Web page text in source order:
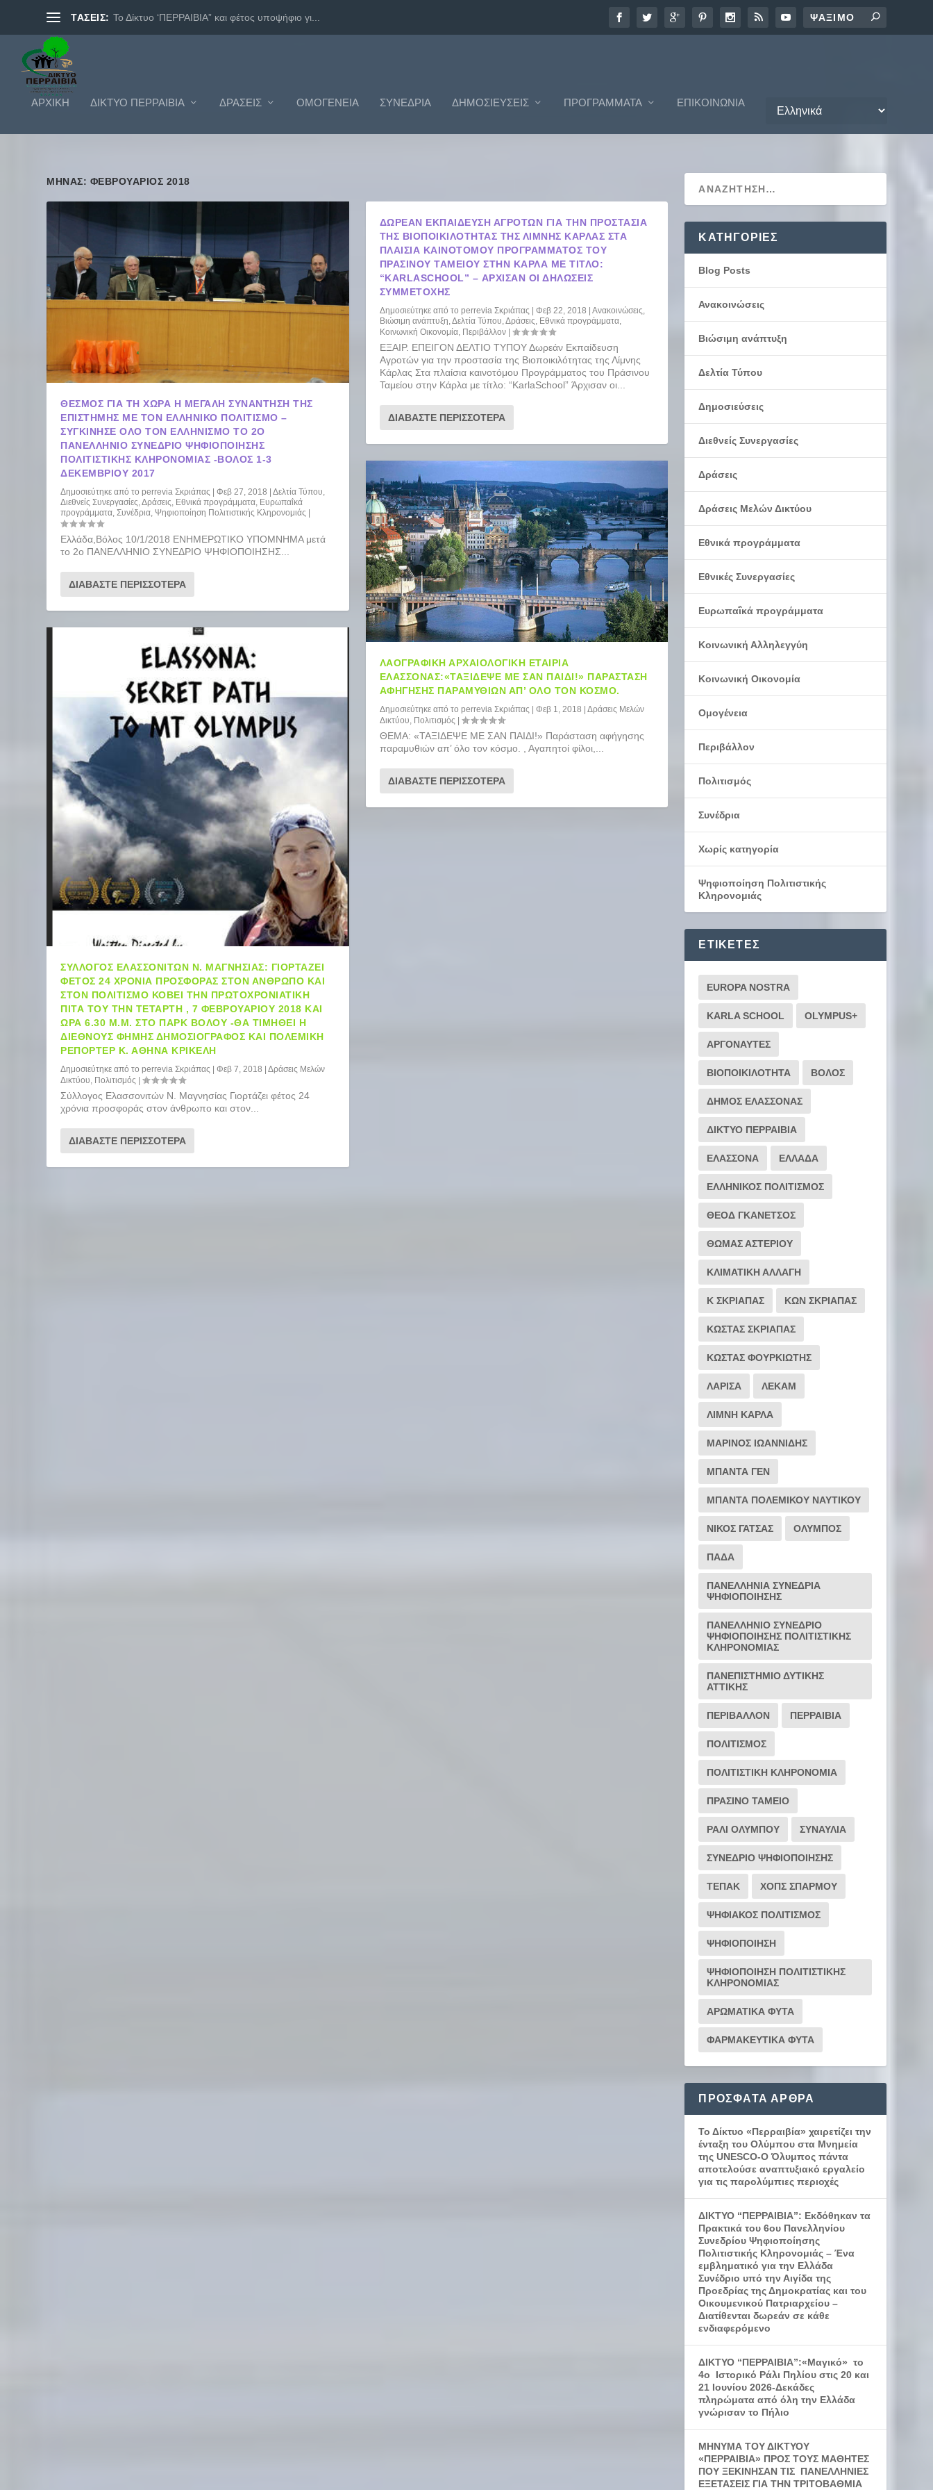
ΤΑΣΕΙΣ: Το Δίκτυο ‘ΠΕΡΡΑΙΒΙΑ” και φέτος υποψήφιο γι...
ΑΡΧΙΚΗ ΔΊΚΤΥΟ ΠΕΡΡΑΙΒΊΑ ΔΡΆΣΕΙΣ ΟΜΟΓΈΝΕΙΑ ΣΥΝΈΔΡΙΑ ΔΗΜΟΣΙΕΎΣΕΙΣ ΠΡΟΓΡΆΜΜΑΤΑ ΕΠΙΚΟΙΝΩΝΊΑ
ΜΉΝΑΣ: ΦΕΒΡΟΥΆΡΙΟΣ 2018
ΘΕΣΜΌΣ ΓΙΑ ΤΗ ΧΏΡΑ Η ΜΕΓΆΛΗ ΣΥΝΆΝΤΗΣΗ ΤΗΣ
ΕΠΙΣΤΉΜΗΣ ΜΕ ΤΟΝ ΕΛΛΗΝΙΚΌ ΠΟΛΙΤΙΣΜΌ –
ΣΥΓΚΊΝΗΣΕ ΌΛΟ ΤΟΝ ΕΛΛΗΝΙΣΜΌ ΤΟ 2Ο
ΠΑΝΕΛΛΉΝΙΟ ΣΥΝΈΔΡΙΟ ΨΗΦΙΟΠΟΊΗΣΗΣ
ΠΟΛΙΤΙΣΤΙΚΉΣ ΚΛΗΡΟΝΟΜΙΆΣ -ΒΟΛΟΣ 1-3
ΔΕΚΕΜΒΡΊΟΥ 2017
Δημοσιεύτηκε από τοperrevia Σκριάπας |Φεβ 27, 2018 |Δελτία Τύπου,
Διεθνείς Συνεργασίες,Δράσεις, Εθνικά προγράμματα, Ευρωπαΐκά
προγράμματα,Συνέδρια, Ψηφιοποίηση Πολιτιστικής Κληρονομιάς
Ελλάδα,Βόλος 10/1/2018 ΕΝΗΜΕΡΩΤΙΚΟ ΥΠΟΜΝΗΜΑ μετά
το 2ο ΠΑΝΕΛΛΗΝΙΟ ΣΥΝΕΔΡΙΟ ΨΗΦΙΟΠΟΙΗΣΗΣ...
ΔΙΑΒΆΣΤΕ ΠΕΡΙΣΣΌΤΕΡΑ
ΣΎΛΛΟΓΟΣ ΕΛΑΣΣΟΝΙΤΏΝ Ν. ΜΑΓΝΗΣΊΑΣ: ΓΙΟΡΤΆΖΕΙ
ΦΈΤΟΣ 24 ΧΡΌΝΙΑ ΠΡΟΣΦΟΡΆΣ ΣΤΟΝ ΆΝΘΡΩΠΟ ΚΑΙ
ΣΤΟΝ ΠΟΛΙΤΙΣΜΌ ΚΌΒΕΙ ΤΗΝ ΠΡΩΤΟΧΡΟΝΙΆΤΙΚΗ
ΠΊΤΑ ΤΟΥ ΤΗΝ ΤΕΤΆΡΤΗ , 7 ΦΕΒΡΟΥΑΡΊΟΥ 2018 ΚΑΙ
ΏΡΑ 6.30 Μ.Μ. ΣΤΟ ΠΑΡΚ ΒΟΛΟΥ -ΘΑ ΤΙΜΗΘΕΊ Η
ΔΙΕΘΝΟΎΣ ΦΉΜΗΣ ΔΗΜΟΣΙΟΓΡΆΦΟΣ ΚΑΙ ΠΟΛΕΜΙΚΉ
ΡΕΠΌΡΤΕΡ Κ. ΑΘΗΝΆ ΚΡΙΚΈΛΗ
Δημοσιεύτηκε από τοperrevia Σκριάπας |Φεβ 7, 2018 |Δράσεις Μελών
Δικτύου, Πολιτισμός |
Σύλλογος Ελασσονιτών Ν. Μαγνησίας Γιορτάζει φέτος 24
χρόνια προσφοράς στον άνθρωπο και στον...
ΔΙΑΒΆΣΤΕ ΠΕΡΙΣΣΌΤΕΡΑ
ΔΩΡΕΆΝ ΕΚΠΑΊΔΕΥΣΗ ΑΓΡΟΤΏΝ ΓΙΑ ΤΗΝ ΠΡΟΣΤΑΣΊΑ
ΤΗΣ ΒΙΟΠΟΙΚΙΛΌΤΗΤΑΣ ΤΗΣ ΛΊΜΝΗΣ ΚΆΡΛΑΣ ΣΤΑ
ΠΛΑΊΣΙΑ ΚΑΙΝΟΤΌΜΟΥ ΠΡΟΓΡΆΜΜΑΤΟΣ ΤΟΥ
ΠΡΆΣΙΝΟΥ ΤΑΜΕΊΟΥ ΣΤΗΝ ΚΆΡΛΑ ΜΕ ΤΊΤΛΟ:
“KARLASCHOOL” – ΆΡΧΙΣΑΝ ΟΙ ΔΗΛΏΣΕΙΣ
ΣΥΜΜΕΤΟΧΉΣ
Δημοσιεύτηκε από το perrevia Σκριάπας Φεβ 22, 2018 Ανακοινώσεις,
Βιώσιμη ανάπτυξη,Δελτία Τύπου,Δράσεις, Εθνικά προγράμματα,
Κοινωνική Οικονομία, Περιβάλλον|
ΕΞΑΙΡ. ΕΠΕΙΓΟΝ ΔΕΛΤΙΟ ΤΥΠΟΥ Δωρεάν Εκπαίδευση
Αγροτών για την προστασία της Βιοποικιλότητας της Λίμνης
Κάρλας Στα πλαίσια καινοτόμου Προγράμματος του Πράσινου
Ταμείου στην Κάρλα με τίτλο: “KarlaSchool” Άρχισαν οι...
ΔΙΑΒΆΣΤΕ ΠΕΡΙΣΣΌΤΕΡΑ
ΛΑΟΓΡΑΦΙΚΉ ΑΡΧΑΙΟΛΟΓΙΚΉ ΕΤΑΙΡΊΑ
ΕΛΑΣΣΌΝΑΣ:«ΤΑΞΙΔΕΨΕ ΜΕ ΣΑΝ ΠΑΙΔΙ!» ΠΑΡΆΣΤΑΣΗ
ΑΦΉΓΗΣΗΣ ΠΑΡΑΜΥΘΙΏΝ ΑΠ’ ΌΛΟ ΤΟΝ ΚΌΣΜΟ.
Δημοσιεύτηκε από το perrevia Σκριάπας Φεβ 1, 2018
Δράσεις Μελών
Δικτύου, Πολιτισμός
ΘΕΜΑ: «ΤΑΞΙΔΕΨΕ ΜΕ ΣΑΝ ΠΑΙΔΙ!» Παράσταση αφήγησης
παραμυθιών απ’ όλο τον κόσμο. , Αγαπητοί φίλοι,...
ΔΙΑΒΆΣΤΕ ΠΕΡΙΣΣΌΤΕΡΑ
KΑΤΗΓΟΡΊΕΣ
Blog Posts
Ανακοινώσεις
Βιώσιμη ανάπτυξη
Δελτία Τύπου
Δημοσιεύσεις
Διεθνείς Συνεργασίες
Δράσεις
Δράσεις Μελών Δικτύου
Εθνικά προγράμματα
Εθνικές Συνεργασίες
Ευρωπαΐκά προγράμματα
Κοινωνική Αλληλεγγύη
Κοινωνική Οικονομία
Ομογένεια
Περιβάλλον
Πολιτισμός
Συνέδρια
Χωρίς κατηγορία
Ψηφιοποίηση Πολιτιστικής
Κληρονομιάς
ΕΤΙΚΈΤΕΣ
EUROPA NOSTRA
KARLA SCHOOL OLYMPUS+
ΑΡΓΟΝΑΥΤΕΣ
ΒΙΟΠΟΙΚΙΛΟΤΗΤΑ ΒΟΛΟΣ
ΔΗΜΟΣ ΕΛΑΣΣΟΝΑΣ
ΔΙΚΤΥΟ ΠΕΡΡΑΙΒΙΑ
ΕΛΑΣΣΟΝΑ ΕΛΛΑΔΑ
ΕΛΛΗΝΙΚΟΣ ΠΟΛΙΤΙΣΜΟΣ
ΘΕΟΔ ΓΚΑΝΕΤΣΟΣ
ΘΩΜΑΣ ΑΣΤΕΡΙΟΥ
ΚΛΙΜΑΤΙΚΗ ΑΛΛΑΓΗ
Κ ΣΚΡΙΑΠΑΣ ΚΩΝ ΣΚΡΙΑΠΑΣ
ΚΩΣΤΑΣ ΣΚΡΙΑΠΑΣ
ΚΩΣΤΑΣ ΦΟΥΡΚΙΩΤΗΣ
ΛΑΡΙΣΑ ΛΕΚΑΜ
ΛΙΜΝΗ ΚΑΡΛΑ
ΜΑΡΙΝΟΣ ΙΩΑΝΝΙΔΗΣ
ΜΠΑΝΤΑ ΓΕΝ
ΜΠΑΝΤΑ ΠΟΛΕΜΙΚΟΥ ΝΑΥΤΙΚΟΥ
ΝΙΚΟΣ ΓΑΤΣΑΣ ΟΛΥΜΠΟΣ
ΠΑΔΑ
ΠΑΝΕΛΛΗΝΙΑ ΣΥΝΕΔΡΙΑ
ΨΗΦΙΟΠΟΙΗΣΗΣ
ΠΑΝΕΛΛΗΝΙΟ ΣΥΝΕΔΡΙΟ
ΨΗΦΙΟΠΟΙΗΣΗΣ ΠΟΛΙΤΙΣΤΙΚΗΣ
ΚΛΗΡΟΝΟΜΙΑΣ
ΠΑΝΕΠΙΣΤΗΜΙΟ ΔΥΤΙΚΗΣ
ΑΤΤΙΚΗΣ
ΠΕΡΙΒΑΛΛΟΝ ΠΕΡΡΑΙΒΙΑ
ΠΟΛΙΤΙΣΜΟΣ
ΠΟΛΙΤΙΣΤΙΚΗ ΚΛΗΡΟΝΟΜΙΑ
ΠΡΑΣΙΝΟ ΤΑΜΕΙΟ
ΡΆΛΙ ΟΛΎΜΠΟΥ ΣΥΝΑΥΛΙΑ
ΣΥΝΕΔΡΙΟ ΨΗΦΙΟΠΟΙΗΣΗΣ
ΤΕΠΑΚ ΧΟΠΣ ΣΠΑΡΜΟΥ
ΨΗΦΙΑΚΟΣ ΠΟΛΙΤΙΣΜΟΣ
ΨΗΦΙΟΠΟΙΗΣΗ
ΨΗΦΙΟΠΟΙΗΣΗ ΠΟΛΙΤΙΣΤΙΚΗΣ
ΚΛΗΡΟΝΟΜΙΑΣ
ΑΡΩΜΑΤΙΚΑ ΦΥΤΑ
ΦΑΡΜΑΚΕΥΤΙΚΑ ΦΥΤΑ
ΠΡΌΣΦΑΤΑ ΆΡΘΡΑ
Το Δίκτυο «Περραιβία» χαιρετίζει την
ένταξη του Ολύμπου στα Μνημεία
της UNESCO-Ο Όλυμπος πάντα
αποτελούσε αναπτυξιακό εργαλείο
για τις παρολύμπιες περιοχές
ΔΙΚΤΥΟ “ΠΕΡΡΑΙΒΙΑ”: Εκδόθηκαν τα
Πρακτικά του 6ου Πανελληνίου
Συνεδρίου Ψηφιοποίησης
Πολιτιστικής Κληρονομιάς – Ένα
εμβληματικό για την Ελλάδα
Συνέδριο υπό την Αιγίδα της
Προεδρίας της Δημοκρατίας και του
Οικουμενικού Πατριαρχείου –
Διατίθενται δωρεάν σε κάθε
ενδιαφερόμενο
ΔΙΚΤΥΟ “ΠΕΡΡΑΙΒΙΑ”:«Μαγικό» το
4ο Ιστορικό Ράλι Πηλίου στις 20 και
21 Ιουνίου 2026-Δεκάδες
πληρώματα από όλη την Ελλάδα
γνώρισαν το Πήλιο
ΜΗΝΥΜΑ ΤΟΥ ΔΙΚΤΥΟΥ
«ΠΕΡΡΑΙΒΙΑ» ΠΡΟΣ ΤΟΥΣ ΜΑΘΗΤΕΣ
ΠΟΥ ΞΕΚΙΝΗΣΑΝ ΤΙΣ ΠΑΝΕΛΛΗΝΙΕΣ
ΕΞΕΤΑΣΕΙΣ ΓΙΑ ΤΗΝ ΤΡΙΤΟΒΑΘΜΙΑ